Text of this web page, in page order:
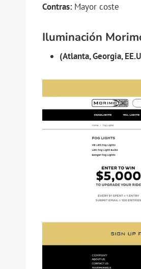
Contras: Mayor coste
Iluminación
(Atlanta, Georgia,